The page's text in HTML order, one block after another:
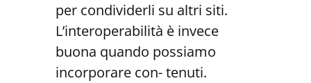
per condividerli su altri siti.
L’interoperabilità è invece
buona quando possiamo
incorporare con- tenuti.